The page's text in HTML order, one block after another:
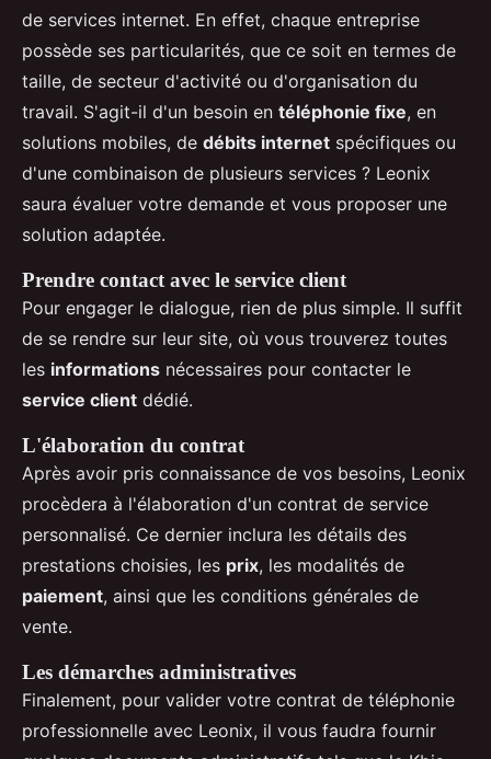
de services internet. En effet, chaque entreprise
possède ses particularités, que ce soit en termes de
taille, de secteur d'activité ou d'organisation du
travail. S'agit-il d'un besoin en téléphonie fixe, en
solutions mobiles, de débits internet spécifiques ou
d'une combinaison de plusieurs services ? Leonix
saura évaluer votre demande et vous proposer une
solution adaptée.
Prendre contact avec le service client
Pour engager le dialogue, rien de plus simple. Il suffit
de se rendre sur leur site, où vous trouverez toutes
les informations nécessaires pour contacter le
service client dédié.
L'élaboration du contrat
Après avoir pris connaissance de vos besoins, Leonix
procèdera à l'élaboration d'un contrat de service
personnalisé. Ce dernier inclura les détails des
prestations choisies, les prix, les modalités de
paiement, ainsi que les conditions générales de
vente.
Les démarches administratives
Finalement, pour valider votre contrat de téléphonie
professionnelle avec Leonix, il vous faudra fournir